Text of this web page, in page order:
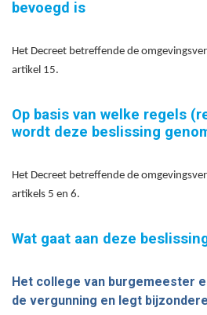
bevoegd is
Het Decreet betreffende de
artikel 15.
Op basis van welke regels
wordt deze beslissing
Het Decreet betreffende de
artikels 5 en 6.
Wat gaat aan deze
Het college van burgemeester
de vergunning en legt